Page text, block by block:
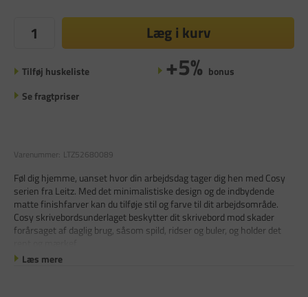
Læg i kurv
Tilføj huskeliste +5% bonus
Se fragtpriser
Varenummer: LTZ52680089
Føl dig hjemme, uanset hvor din arbejdsdag tager dig hen med Cosy
serien fra Leitz. Med det minimalistiske design og de indbydende
matte finishfarver kan du tilføje stil og farve til dit arbejdsområde.
Cosy skrivebordsunderlaget beskytter dit skrivebord mod skader
forårsaget af daglig brug, såsom spild, ridser og buler, og holder det
Læs mere